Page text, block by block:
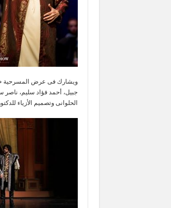
ويشارك فى عرض المسرحية
جبيل، أحمد فؤاد سليم،
الحلوانى وتصميم الأزياء